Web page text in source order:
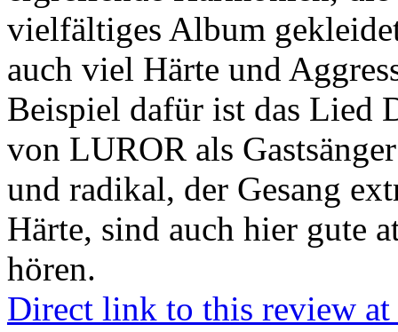
vielfältiges Album
auch viel Härte und
Beispiel dafür ist das Lied
von LUROR als
und radikal, der Gesang
Härte, sind auch hier gute
hören.
Direct link to this review